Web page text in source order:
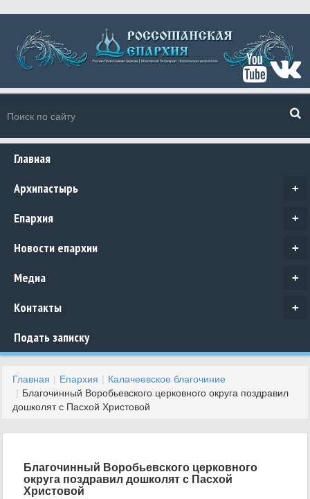
Главная
+
Архипастырь
+
Епархия
+
Новости епархии
+
Медиа
+
Контакты
Подать записку
Главная Епархия
Калачеевское благочиние
Благочинный Воробьевского церковного округа поздравил
дошколят с Пасхой Христовой
Благочинный Воробьевского церковного
округа поздравил дошколят с Пасхой
Христовой